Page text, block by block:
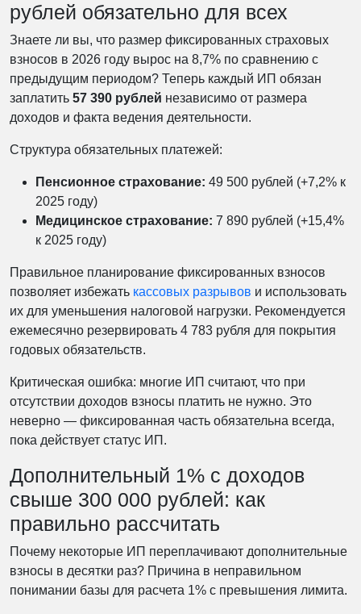
рублей обязательно для всех
Знаете ли вы, что размер фиксированных страховых
взносов в 2026 году вырос на 8,7% по сравнению с
предыдущим периодом? Теперь каждый ИП обязан
заплатить 57 390 рублей независимо от размера
доходов и факта ведения деятельности.
Структура обязательных платежей:
Пенсионное страхование: 49 500 рублей (+7,2% к
2025 году)
Медицинское страхование: 7 890 рублей (+15,4%
к 2025 году)
Правильное планирование фиксированных взносов
позволяет избежать кассовых разрывов и использовать
их для уменьшения налоговой нагрузки. Рекомендуется
ежемесячно резервировать 4 783 рубля для покрытия
годовых обязательств.
Критическая ошибка: многие ИП считают, что при
отсутствии доходов взносы платить не нужно. Это
неверно — фиксированная часть обязательна всегда,
пока действует статус ИП.
Дополнительный 1% с доходов
свыше 300 000 рублей: как
правильно рассчитать
Почему некоторые ИП переплачивают дополнительные
взносы в десятки раз? Причина в неправильном
понимании базы для расчета 1% с превышения лимита.